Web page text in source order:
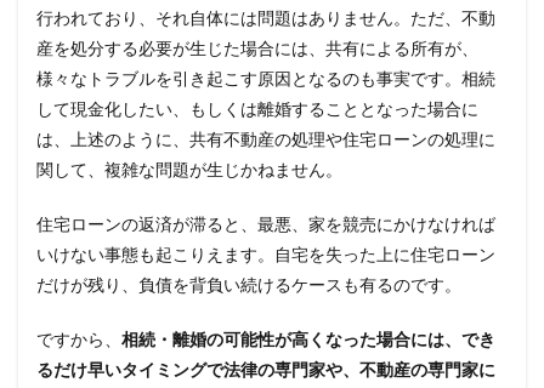
行われており、それ自体には問題はありません。ただ、不動
産を処分する必要が生じた場合には、共有による所有が、
様々なトラブルを引き起こす原因となるのも事実です。相続
して現金化したい、もしくは離婚することとなった場合に
は、上述のように、共有不動産の処理や住宅ローンの処理に
関して、複雑な問題が生じかねません。
住宅ローンの返済が滞ると、最悪、家を競売にかけなければ
いけない事態も起こりえます。自宅を失った上に住宅ローン
だけが残り、負債を背負い続けるケースも有るのです。
ですから、 相続・離婚の可能性が高くなった場合には、でき
るだけ早いタイミングで法律の専門家や、不動産の専門家に